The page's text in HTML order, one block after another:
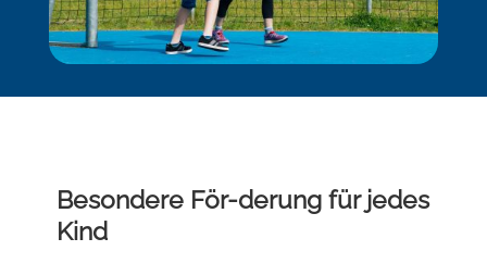
Besondere För-derung für jedes
Kind